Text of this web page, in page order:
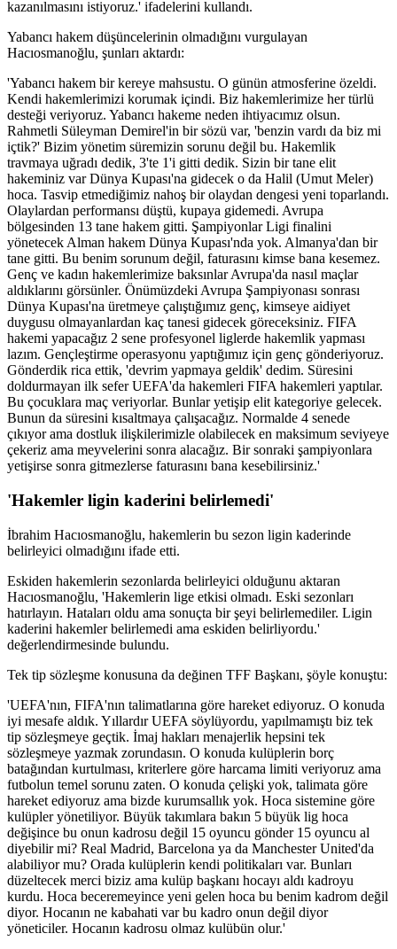
kazanılmasını istiyoruz.' ifadelerini kullandı.
Yabancı hakem düşüncelerinin olmadığını vurgulayan
Hacıosmanoğlu, şunları aktardı:
'Yabancı hakem bir kereye mahsustu. O günün atmosferine özeldi.
Kendi hakemlerimizi korumak içindi. Biz hakemlerimize her türlü
desteği veriyoruz. Yabancı hakeme neden ihtiyacımız olsun.
Rahmetli Süleyman Demirel'in bir sözü var, 'benzin vardı da biz mi
içtik?' Bizim yönetim süremizin sorunu değil bu. Hakemlik
travmaya uğradı dedik, 3'te 1'i gitti dedik. Sizin bir tane elit
hakeminiz var Dünya Kupası'na gidecek o da Halil (Umut Meler)
hoca. Tasvip etmediğimiz nahoş bir olaydan dengesi yeni toparlandı.
Olaylardan performansı düştü, kupaya gidemedi. Avrupa
bölgesinden 13 tane hakem gitti. Şampiyonlar Ligi finalini
yönetecek Alman hakem Dünya Kupası'nda yok. Almanya'dan bir
tane gitti. Bu benim sorunum değil, faturasını kimse bana kesemez.
Genç ve kadın hakemlerimize baksınlar Avrupa'da nasıl maçlar
aldıklarını görsünler. Önümüzdeki Avrupa Şampiyonası sonrası
Dünya Kupası'na üretmeye çalıştığımız genç, kimseye aidiyet
duygusu olmayanlardan kaç tanesi gidecek göreceksiniz. FIFA
hakemi yapacağız 2 sene profesyonel liglerde hakemlik yapması
lazım. Gençleştirme operasyonu yaptığımız için genç gönderiyoruz.
Gönderdik rica ettik, 'devrim yapmaya geldik' dedim. Süresini
doldurmayan ilk sefer UEFA'da hakemleri FIFA hakemleri yaptılar.
Bu çocuklara maç veriyorlar. Bunlar yetişip elit kategoriye gelecek.
Bunun da süresini kısaltmaya çalışacağız. Normalde 4 senede
çıkıyor ama dostluk ilişkilerimizle olabilecek en maksimum seviyeye
çekeriz ama meyvelerini sonra alacağız. Bir sonraki şampiyonlara
yetişirse sonra gitmezlerse faturasını bana kesebilirsiniz.'
'Hakemler ligin kaderini belirlemedi'
İbrahim Hacıosmanoğlu, hakemlerin bu sezon ligin kaderinde
belirleyici olmadığını ifade etti.
Eskiden hakemlerin sezonlarda belirleyici olduğunu aktaran
Hacıosmanoğlu, 'Hakemlerin lige etkisi olmadı. Eski sezonları
hatırlayın. Hataları oldu ama sonuçta bir şeyi belirlemediler. Ligin
kaderini hakemler belirlemedi ama eskiden belirliyordu.'
değerlendirmesinde bulundu.
Tek tip sözleşme konusuna da değinen TFF Başkanı, şöyle konuştu:
'UEFA'nın, FIFA'nın talimatlarına göre hareket ediyoruz. O konuda
iyi mesafe aldık. Yıllardır UEFA söylüyordu, yapılmamıştı biz tek
tip sözleşmeye geçtik. İmaj hakları menajerlik hepsini tek
sözleşmeye yazmak zorundasın. O konuda kulüplerin borç
batağından kurtulması, kriterlere göre harcama limiti veriyoruz ama
futbolun temel sorunu zaten. O konuda çelişki yok, talimata göre
hareket ediyoruz ama bizde kurumsallık yok. Hoca sistemine göre
kulüpler yönetiliyor. Büyük takımlara bakın 5 büyük lig hoca
değişince bu onun kadrosu değil 15 oyuncu gönder 15 oyuncu al
diyebilir mi? Real Madrid, Barcelona ya da Manchester United'da
alabiliyor mu? Orada kulüplerin kendi politikaları var. Bunları
düzeltecek merci biziz ama kulüp başkanı hocayı aldı kadroyu
kurdu. Hoca beceremeyince yeni gelen hoca bu benim kadrom değil
diyor. Hocanın ne kabahati var bu kadro onun değil diyor
yöneticiler. Hocanın kadrosu olmaz kulübün olur.'